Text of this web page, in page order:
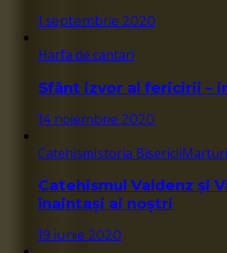
1 septembrie 2020
Harfa de cantari
Sfânt izvor al fericirii –
14 noiembrie 2020
CatehismIstoria Bisericii
Catehismul Valdenz și
înaintași ai noștri
19 iunie 2020